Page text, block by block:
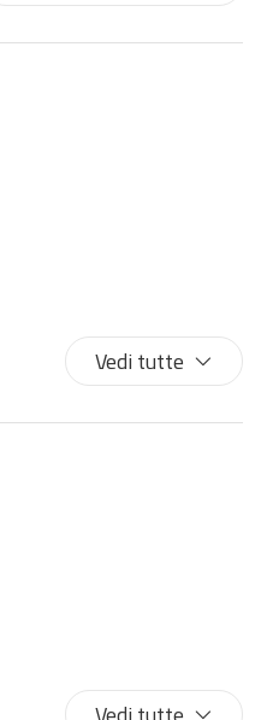
Vedi tutte